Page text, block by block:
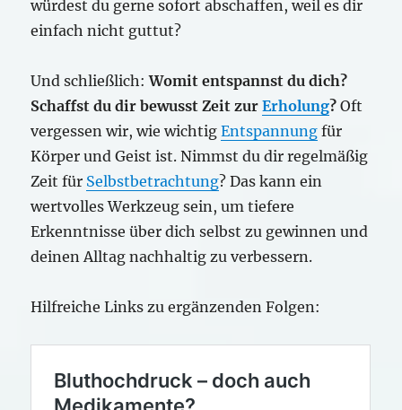
würdest du gerne sofort abschaffen, weil es dir
einfach nicht guttut?
Und schließlich:Womit entspannst du dich?
Schaffst du dir bewusst Zeit zurErholung? Oft
vergessen wir, wie wichtigEntspannung für
Körper und Geist ist. Nimmst du dir regelmäßig
Zeit für Selbstbetrachtung? Das kann ein
wertvolles Werkzeug sein, um tiefere
Erkenntnisse über dich selbst zu gewinnen und
deinen Alltag nachhaltig zu verbessern.
Hilfreiche Links zu ergänzenden Folgen: